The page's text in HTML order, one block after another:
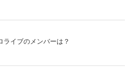
ライブのメンバーは？